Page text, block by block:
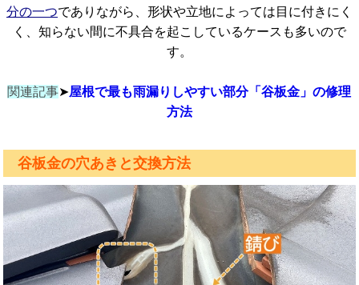
分の一つでありながら、形状や立地によっては目に付きにく
く、知らない間に不具合を起こしているケースも多いので
す。
関連記事➤屋根で最も雨漏りしやすい部分「谷板金」の修理
方法
谷板金の穴あきと交換方法